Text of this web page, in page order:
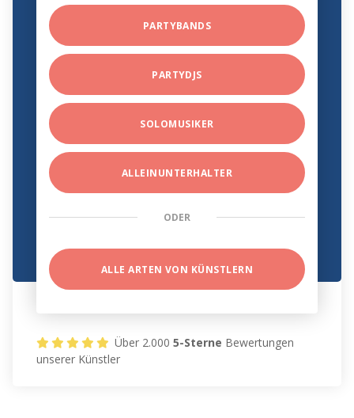
PARTYBANDS
PARTYDJS
SOLOMUSIKER
ALLEINUNTERHALTER
ODER
ALLE ARTEN VON KÜNSTLERN
Über 2.0005-Sterne Bewertungen
unserer Künstler